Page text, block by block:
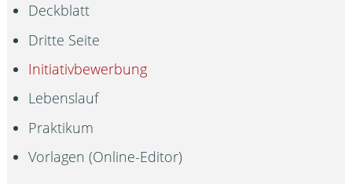
Deckblatt
Dritte Seite
Initiativbewerbung
Lebenslauf
Praktikum
Vorlagen (Online-Editor)